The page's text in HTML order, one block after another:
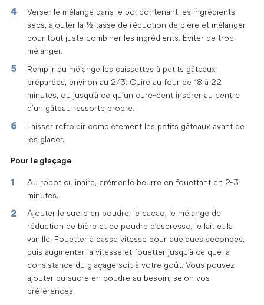
Verser le mélange dans le bol contenant les ingrédients
secs, ajouter la ½ tasse de réduction de bière et mélanger
pour tout juste combiner les ingrédients. Éviter de trop
mélanger.
Remplir du mélange les caissettes à petits gâteaux
préparées, environ au 2/3. Cuire au four de 18 à 22
minutes, ou jusqu’à ce qu’un cure-dent insérer au centre
d’un gâteau ressorte propre.
Laisser refroidir complètement les petits gâteaux avant de
les glacer.
Pour le glaçage
Au robot culinaire, crémer le beurre en fouettant en 2-3
minutes.
Ajouter le sucre en poudre, le cacao, le mélange de
réduction de bière et de poudre d’espresso, le lait et la
vanille. Fouetter à basse vitesse pour quelques secondes,
puis augmenter la vitesse et fouetter jusqu’à ce que la
consistance du glaçage soit à votre goût. Vous pouvez
ajouter du sucre en poudre au besoin, selon vos
préférences.